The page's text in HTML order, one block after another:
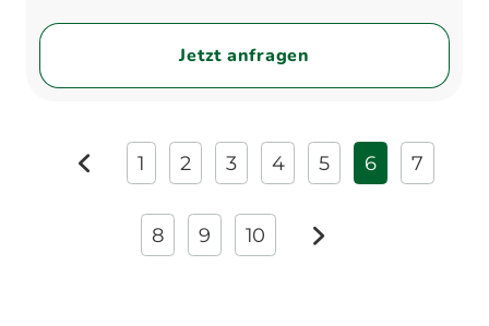
Jetzt anfragen
zurück
1 2 3 4 5 6 7
8 9 10 weiter